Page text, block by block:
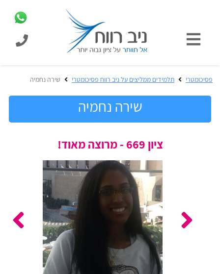
כניסת
תלמידים
המוצרים
מבית
רווח
הכנה
לצה"ל
פסיכומטרי תלמידים ממליצים על ניב רווח פסיכומטרי שירה נחמיה
שירה נחמיה
ציון 669 - מרוצה מאוד!